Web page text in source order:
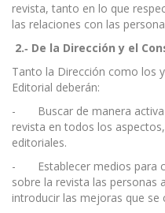
revista, tanto en lo que
las relaciones con las
2.‐ De la Dirección y el
Tanto la Dirección como los
Editorial deberán:
- Buscar de manera activa
revista en todos los
editoriales.
- Establecer medios para
sobre la revista las personas
introducir las mejoras que se